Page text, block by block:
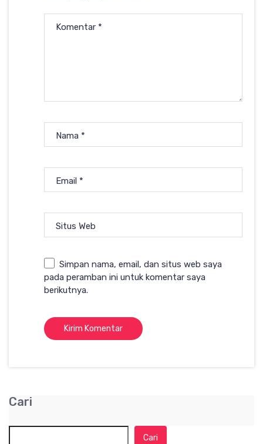
Komentar *
Nama *
Email *
Situs Web
Simpan nama, email, dan situs web saya
pada peramban ini untuk komentar saya
berikutnya.
Cari
Cari